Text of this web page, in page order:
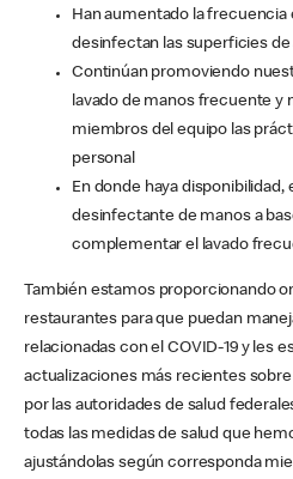
Han aumentado la frecuencia
desinfectan las superficies
Continúan promoviendo
lavado de manos frecuente y
miembros del equipo las
personal
En donde haya
desinfectante de manos a
complementar el lavado
También estamos proporcionando
restaurantes para que puedan
relacionadas con el COVID-19 y les
actualizaciones más recientes
por las autoridades de salud
todas las medidas de salud que
ajustándolas según corresponda